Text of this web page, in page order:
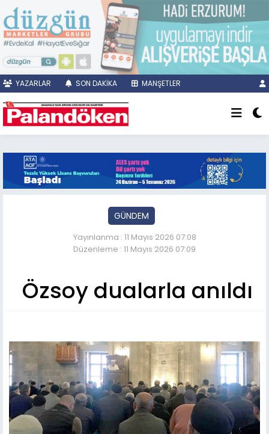
YAZARLAR SON DAKİKA MANŞETLER
GÜNDEM
Yayınlanma : 11 Mayıs 2026 07:08
Düzenleme : 11 Mayıs 2026 07:09
Özsoy dualarla anıldı